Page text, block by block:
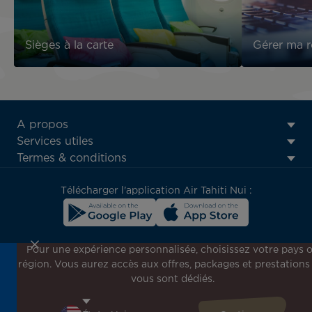
Sièges à la carte Gérer ma
ATN:
Footer
menu
A propos
Services utiles
Termes & conditions
Télécharger l'application Air Tahiti Nui :
Inscrivez-vous à notre newsletter !
Recevez en avant-première toutes nos offres spéciales et
Pour une expérience personnalisée, choisissez votre pays
région. Vous aurez accès aux offres, packages et prestations
vous sont dédiés.